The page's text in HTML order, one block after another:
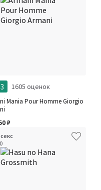
1605 оценок
Mania Pour Homme Giorgio
₽